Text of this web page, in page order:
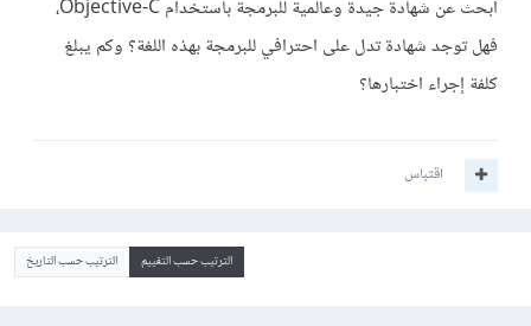
أبحث عن شهادة جيدة وعالمية للبرمجة باستخدام Objective-C،
فهل توجد شهادة تدل على احترافي للبرمجة بهذه اللغة؟ وكم يبلغ
كلفة إجراء اختبارها؟
اقتباس
الترتيب حسب التقييم الترتيب حسب التاريخ